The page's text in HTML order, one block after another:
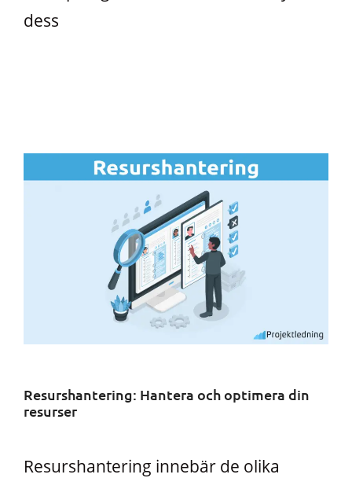
dess
Resurshantering: Hantera och optimera din
resurser
Resurshantering innebär de olika